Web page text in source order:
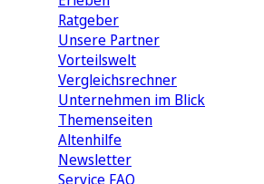
Ratgeber
Unsere Partner
Vorteilswelt
Vergleichsrechner
Unternehmen im Blick
Themenseiten
Altenhilfe
Newsletter
Service FAQ